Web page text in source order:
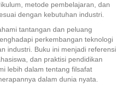
metode pembelajaran, dan
dengan kebutuhan industri.
tantangan dan peluang
perkembangan teknologi
industri. Buku ini menjadi referensi
dan praktisi pendidikan
lebih dalam tentang filsafat
dalam dunia nyata.